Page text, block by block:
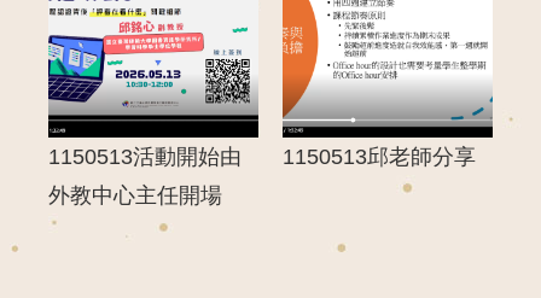
1150513活動開始由
外教中心主任開場
1150513邱老師分享